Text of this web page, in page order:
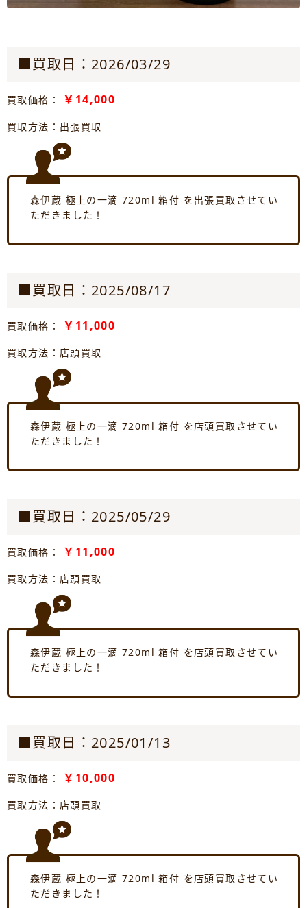
■買取日：2026/03/29
買取価格： ￥14,000
買取方法：出張買取
森伊蔵 極上の一滴 720ml 箱付 を出張買取させてい
ただきました！
■買取日：2025/08/17
買取価格： ￥11,000
買取方法：店頭買取
森伊蔵 極上の一滴 720ml 箱付 を店頭買取させてい
ただきました！
■買取日：2025/05/29
買取価格： ￥11,000
買取方法：店頭買取
森伊蔵 極上の一滴 720ml 箱付 を店頭買取させてい
ただきました！
■買取日：2025/01/13
買取価格： ￥10,000
買取方法：店頭買取
森伊蔵 極上の一滴 720ml 箱付 を店頭買取させてい
ただきました！